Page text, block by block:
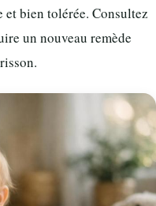
bien tolérée. Consultez
un nouveau remède